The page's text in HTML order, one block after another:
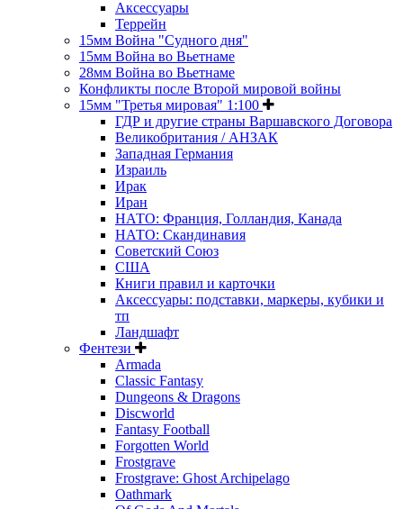
Аксессуары
Террейн
15мм Война "Судного дня"
15мм Война во Вьетнаме
28мм Война во Вьетнаме
Конфликты после Второй мировой войны
15мм "Третья мировая" 1:100
ГДР и другие страны Варшавского Договора
Великобритания / АНЗАК
Западная Германия
Израиль
Ирак
Иран
НАТО: Франция, Голландия, Канада
НАТО: Скандинавия
Советский Союз
США
Книги правил и карточки
Аксессуары: подставки, маркеры, кубики и
тп
Ландшафт
Фентези
Armada
Classic Fantasy
Dungeons & Dragons
Discworld
Fantasy Football
Forgotten World
Frostgrave
Frostgrave: Ghost Archipelago
Oathmark